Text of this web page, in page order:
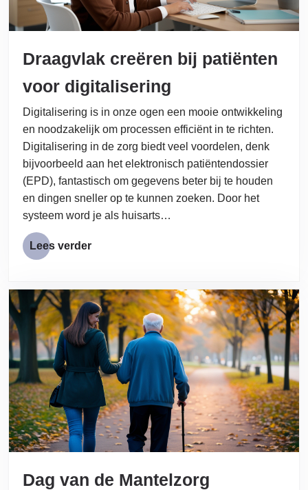
Draagvlak creëren bij patiënten
voor digitalisering
Digitalisering is in onze ogen een mooie ontwikkeling
en noodzakelijk om processen efficiënt in te richten.
Digitalisering in de zorg biedt veel voordelen, denk
bijvoorbeeld aan het elektronisch patiëntendossier
(EPD), fantastisch om gegevens beter bij te houden
en dingen sneller op te kunnen zoeken. Door het
systeem word je als huisarts…
Lees verder
Dag van de Mantelzorg